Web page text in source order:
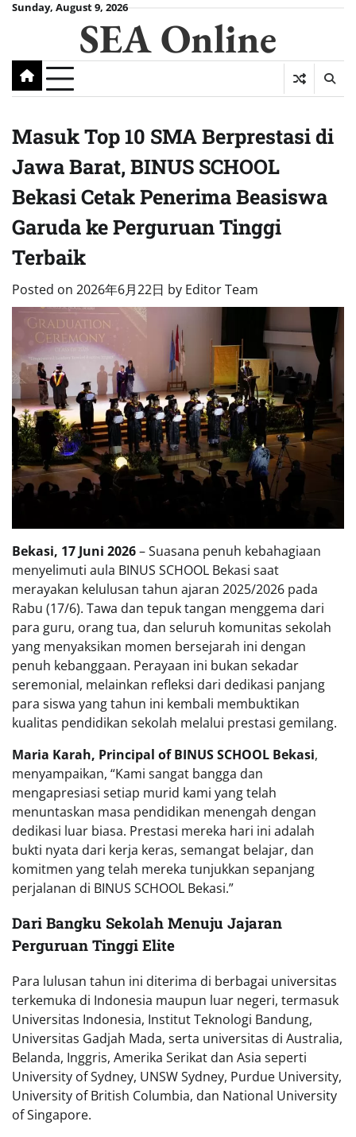
SkipSunday, August 9, 2026
SEA Online
Masuk Top 10 SMA Berprestasi di
Jawa Barat, BINUS SCHOOL
Bekasi Cetak Penerima Beasiswa
Garuda ke Perguruan Tinggi
Terbaik
Posted on 2026年6月22日 by Editor Team
Bekasi, 17 Juni 2026– Suasana penuh kebahagiaan
menyelimuti aula BINUS SCHOOL Bekasi saat
merayakan kelulusan tahun ajaran 2025/2026 pada
Rabu (17/6). Tawa dan tepuk tangan menggema dari
para guru, orang tua, dan seluruh komunitas sekolah
yang menyaksikan momen bersejarah ini dengan
penuh kebanggaan. Perayaan ini bukan sekadar
seremonial, melainkan refleksi dari dedikasi panjang
para siswa yang tahun ini kembali membuktikan
kualitas pendidikan sekolah melalui prestasi gemilang.
Maria Karah, Principal of BINUS SCHOOL Bekasi,
menyampaikan, “Kami sangat bangga dan
mengapresiasi setiap murid kami yang telah
menuntaskan masa pendidikan menengah dengan
dedikasi luar biasa. Prestasi mereka hari ini adalah
bukti nyata dari kerja keras, semangat belajar, dan
komitmen yang telah mereka tunjukkan sepanjang
perjalanan di BINUS SCHOOL Bekasi.”
Dari Bangku Sekolah Menuju Jajaran
Perguruan Tinggi Elite
Para lulusan tahun ini diterima di berbagai universitas
terkemuka di Indonesia maupun luar negeri, termasuk
Universitas Indonesia, Institut Teknologi Bandung,
Universitas Gadjah Mada, serta universitas di Australia,
Belanda, Inggris, Amerika Serikat dan Asia seperti
University of Sydney, UNSW Sydney, Purdue University,
University of British Columbia, dan National University
of Singapore.